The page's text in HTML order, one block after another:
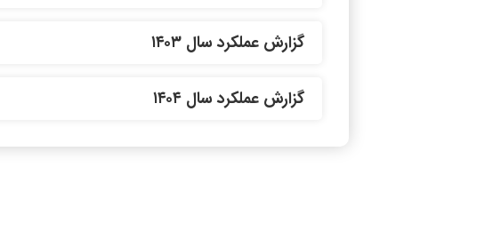
گزارش عملکرد سال ۱۴۰۳
گزارش عملکرد سال ۱۴۰۴